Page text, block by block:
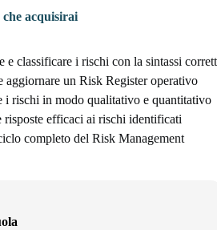
che acquisirai
e classificare i rischi con la sintassi
aggiornare un Risk Register operativo
i rischi in modo qualitativo e quantitativo
risposte efficaci ai rischi identificati
completo del Risk Management